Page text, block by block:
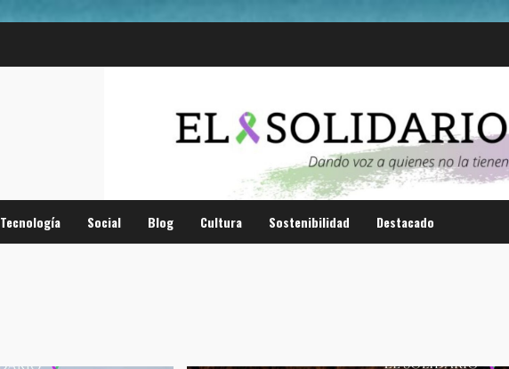
Tecnología Social Blog Cultura Sostenibilidad Destacado